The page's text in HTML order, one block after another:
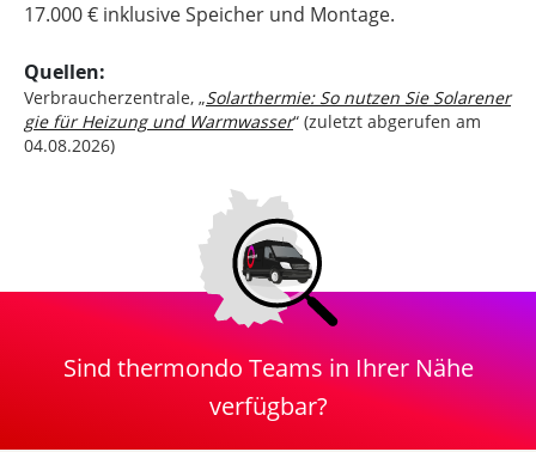
17.000 € inklusive Speicher und Montage.
Quellen:
Verbraucherzentrale, „Solarthermie: So nutzen Sie Solarener
gie für Heizung und Warmwasser“ (zuletzt abgerufen am
04.08.2026)
Sind thermondo Teams in Ihrer Nähe
verfügbar?